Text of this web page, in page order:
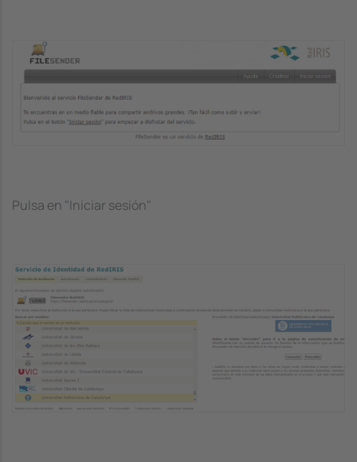
Image
Pulsa en "Iniciar sesión"
Image